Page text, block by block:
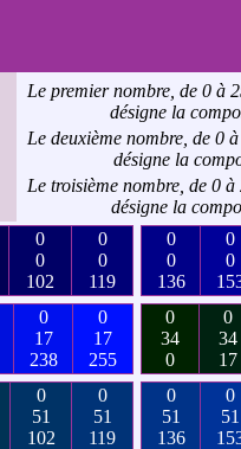
Le premier nombre, de 0 à
désigne la
Le deuxième nombre, de 0 à
désigne la
Le troisième nombre, de 0 à
désigne la
0
0
102
0
0
119
0
0
136
0
0
0
17
238
0
17
255
0
34
0
0
34
17
0
51
102
0
51
119
0
51
136
0
51